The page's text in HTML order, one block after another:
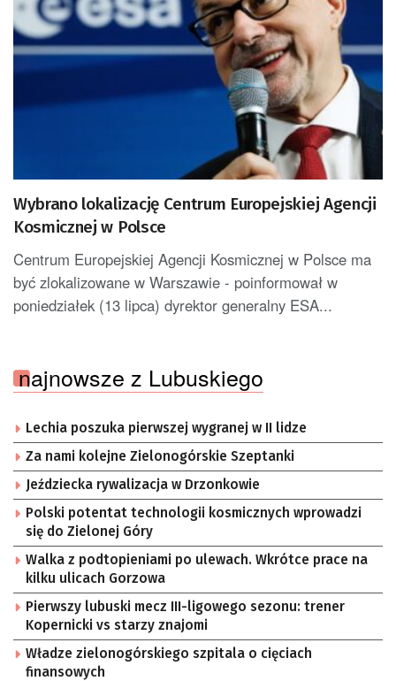
Wybrano lokalizację Centrum Europejskiej Agencji
Kosmicznej w Polsce
Centrum Europejskiej Agencji Kosmicznej w Polsce ma
być zlokalizowane w Warszawie - poinformował w
poniedziałek (13 lipca) dyrektor generalny ESA...
najnowsze z Lubuskiego
Lechia poszuka pierwszej wygranej w II lidze
Za nami kolejne Zielonogórskie Szeptanki
Jeździecka rywalizacja w Drzonkowie
Polski potentat technologii kosmicznych wprowadzi
się do Zielonej Góry
Walka z podtopieniami po ulewach. Wkrótce prace na
kilku ulicach Gorzowa
Pierwszy lubuski mecz III-ligowego sezonu: trener
Kopernicki vs starzy znajomi
Władze zielonogórskiego szpitala o cięciach
finansowych